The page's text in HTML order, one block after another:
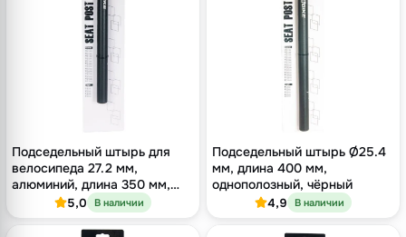
Подседельный штырь для
велосипеда 27.2 мм,
алюминий, длина 350 мм,
без замка, чёрный
5,0 В наличии
Подседельный штырь Ø25.4
мм, длина 400 мм,
однополозный, чёрный
4,9 В наличии